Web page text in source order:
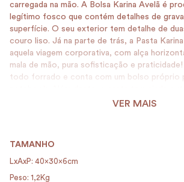
carregada na mão. A Bolsa Karina Avelã é
legítimo fosco que contém detalhes de
superfície. O seu exterior tem detalhe de
couro liso. Já na parte de trás, a Pasta
aquela viagem corporativa, com alça
mala de mão, pura sofisticação e
todo forrado e conta com um bolso próprio
compartimentos para mais objetos e um
Transversal - Modelo de mão - Forro de
Texturizado Cuidados e manutenção: - Nāo
Nāo alvejar; - Nāo colocar em secadora; -
VER MAIS
TAMANHO
LxAxP: 40x30x6cm
Peso: 1,2Kg